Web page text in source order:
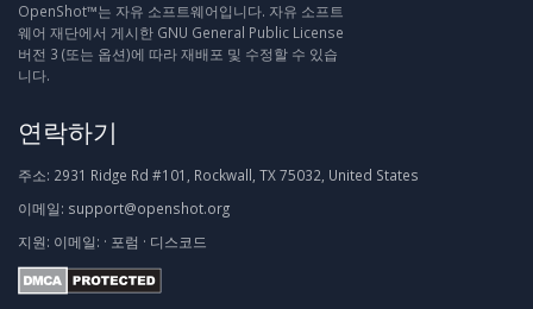
OpenShot™는 자유 소프트웨어입니다. 자유 소프트
웨어 재단에서 게시한 GNU General Public License
버전 3 (또는 옵션)에 따라 재배포 및 수정할 수 있습
니다.
연락하기
주소: 2931 Ridge Rd #101, Rockwall, TX 75032, United States
이메일: support@openshot.org
지원: 이메일: · 포럼 · 디스코드